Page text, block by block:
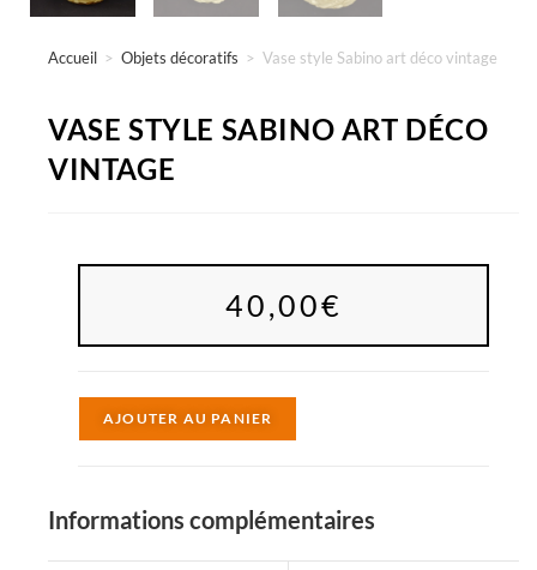
Accueil > Objets décoratifs > Vase style Sabino art déco vintage
VASE STYLE SABINO ART DÉCO
VINTAGE
40,00€
AJOUTER AU PANIER
Informations complémentaires